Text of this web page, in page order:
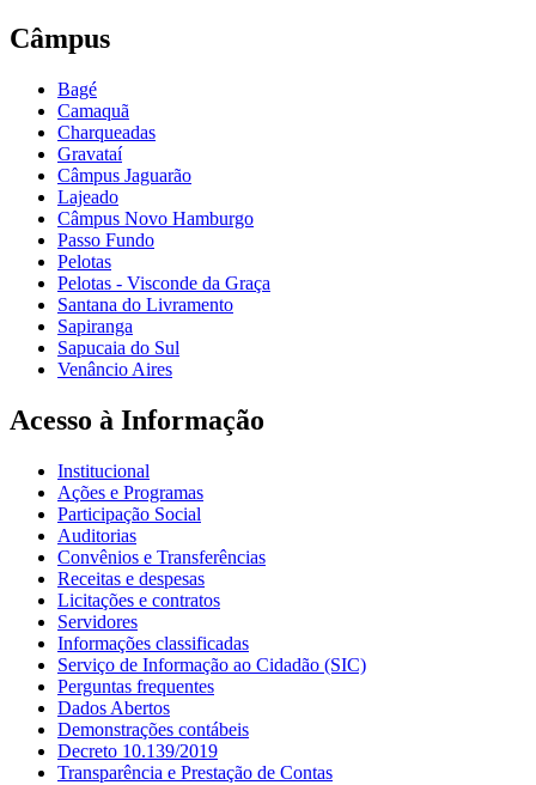
Câmpus
Bagé
Camaquã
Charqueadas
Gravataí
Câmpus Jaguarão
Lajeado
Câmpus Novo Hamburgo
Passo Fundo
Pelotas
Pelotas - Visconde da Graça
Santana do Livramento
Sapiranga
Sapucaia do Sul
Venâncio Aires
Acesso à Informação
Institucional
Ações e Programas
Participação Social
Auditorias
Convênios e Transferências
Receitas e despesas
Licitações e contratos
Servidores
Informações classificadas
Serviço de Informação ao Cidadão (SIC)
Perguntas frequentes
Dados Abertos
Demonstrações contábeis
Decreto 10.139/2019
Transparência e Prestação de Contas